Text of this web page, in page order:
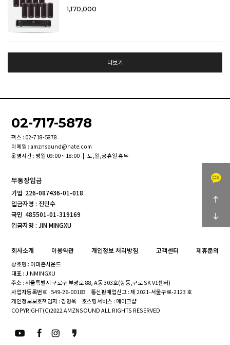
1,170,000
더보기
02-717-5878
팩스 : 02-718-5878
이메일 : amznsound@nate.com
운영시간 : 평일 09:00 ~ 18:00 | 토,일,공휴일 휴무
무통장입금
기업 226-087436-01-018
입금자명 : 진민수
국민 485501-01-319169
입금자명 : JIN MINGXU
회사소개 이용약관 개인정보 처리방침 고객센터 제휴문의
상호명 : 아마존사운드
대표 : JINMINGXU
주소 : 서울특별시 구로구 부광로 88, A동 303호(항동,구로 SK V1센터)
사업자등록번호 : 549-26-00183
통신판매업신고 : 제 2021-서울구로-2123 호
개인정보보호책임자 : 김명욱
호스팅서비스 : 메이크샵
COPYRIGHT(C)2022 AMZNSOUND ALL RIGHTS RESERVED